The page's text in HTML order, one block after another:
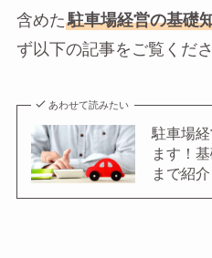
含めた 駐車場経営の基礎
ず以下の記事をご覧くださ
あわせて読みたい
駐車場
ます！
まで紹介